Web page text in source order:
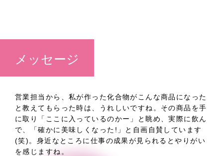
メッセージ
営業担当から、私が作った化合物がこんな商品になった
と教えてもらった時は、うれしいですね。その商品を手
に取り「ここに入っているのかー」と眺め、実際に飲ん
で、「確かに美味しくなった!」と自画自賛しています
(笑)。身近なところに仕事の成果が見られるとやりがい
を感じますね。